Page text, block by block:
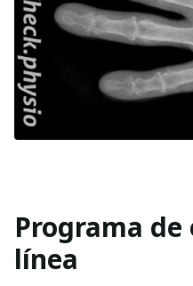
Programa de
línea